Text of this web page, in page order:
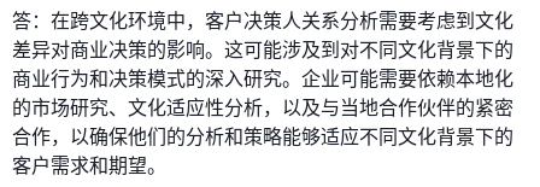
答：在跨文化环境中，客户决策人关系分析需要考虑到文化
差异对商业决策的影响。这可能涉及到对不同文化背景下的
商业行为和决策模式的深入研究。企业可能需要依赖本地化
的市场研究、文化适应性分析，以及与当地合作伙伴的紧密
合作，以确保他们的分析和策略能够适应不同文化背景下的
客户需求和期望。